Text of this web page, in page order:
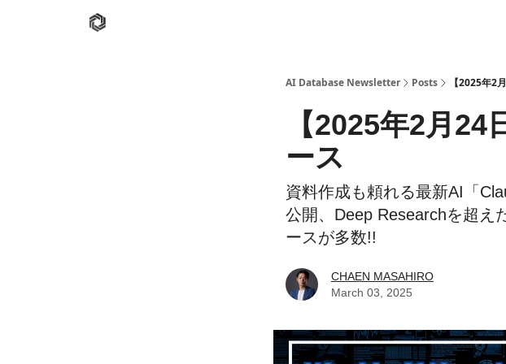
AI Database Newsletter Posts 【2025年2
【2025年2月
ース
資料作成も頼れる最新AI「
公開、Deep Researchを超え
ースが多数!!️
CHAEN MASAHIRO
March 03, 2025